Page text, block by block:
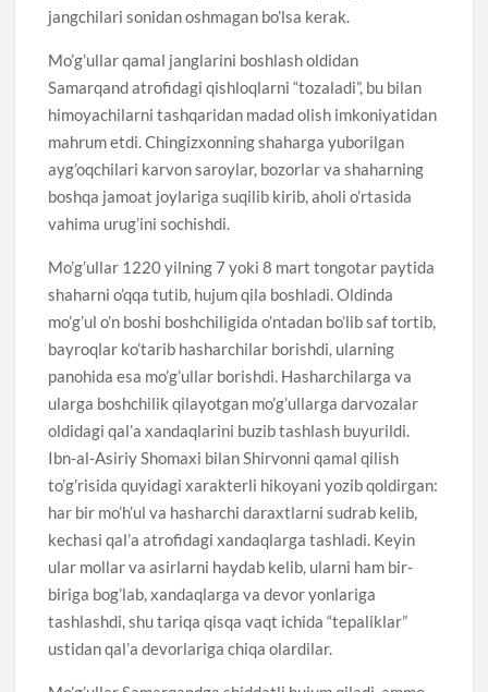
jangchilari sonidan oshmagan bo’lsa kerak.
Mo’g’ullar qamal janglarini boshlash oldidan
Samarqand atrofidagi qishloqlarni “tozaladi”, bu bilan
himoyachilarni tashqaridan madad olish imkoniyatidan
mahrum etdi. Chingizxonning shaharga yuborilgan
ayg’oqchilari karvon saroylar, bozorlar va shaharning
boshqa jamoat joylariga suqilib kirib, aholi o’rtasida
vahima urug’ini sochishdi.
Mo’g’ullar 1220 yilning 7 yoki 8 mart tongotar paytida
shaharni o’qqa tutib, hujum qila boshladi. Oldinda
mo’g’ul o’n boshi boshchiligida o’ntadan bo’lib saf tortib,
bayroqlar ko’tarib hasharchilar borishdi, ularning
panohida esa mo’g’ullar borishdi. Hasharchilarga va
ularga boshchilik qilayotgan mo’g’ullarga darvozalar
oldidagi qal’a xandaqlarini buzib tashlash buyurildi.
Ibn-al-Asiriy Shomaxi bilan Shirvonni qamal qilish
to’g’risida quyidagi xarakterli hikoyani yozib qoldirgan:
har bir mo’h’ul va hasharchi daraxtlarni sudrab kelib,
kechasi qal’a atrofidagi xandaqlarga tashladi. Keyin
ular mollar va asirlarni haydab kelib, ularni ham bir-
biriga bog’lab, xandaqlarga va devor yonlariga
tashlashdi, shu tariqa qisqa vaqt ichida “tepaliklar”
ustidan qal’a devorlariga chiqa olardilar.